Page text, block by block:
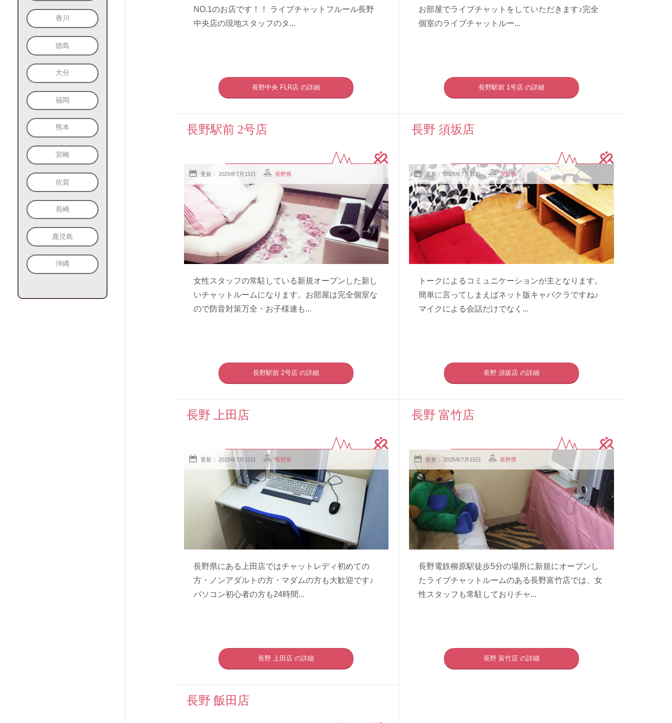
香川
徳島
大分
福岡
熊本
宮崎
佐賀
長崎
鹿児島
沖縄
NO.1のお店です！！ ライブチャットフルール長野
中央店の現地スタッフのタ...
長野中央 FLR店 の詳細
お部屋でライブチャットをしていただきます♪完全
個室のライブチャットルー...
長野駅前 1号店 の詳細
長野駅前 2号店
更新： 2025年7月15日 長野県
女性スタッフの常駐している新規オープンした新し
いチャットルームになります。お部屋は完全個室な
ので防音対策万全・お子様連も...
長野駅前 2号店 の詳細
長野 須坂店
更新： 2025年7月22日 長野県
トークによるコミュニケーションが主となります。
簡単に言ってしまえばネット版キャバクラですね♪
マイクによる会話だけでなく...
長野 須坂店 の詳細
長野 上田店
更新： 2025年7月15日 長野県
長野県にある上田店ではチャットレディ初めての
方・ノンアダルトの方・マダムの方も大歓迎です♪
パソコン初心者の方も24時間...
長野 上田店 の詳細
長野 富竹店
更新： 2025年7月15日 長野県
長野電鉄柳原駅徒歩5分の場所に新規にオープンし
たライブチャットルームのある長野富竹店では、女
性スタッフも常駐しておりチャ...
長野 富竹店 の詳細
長野 飯田店